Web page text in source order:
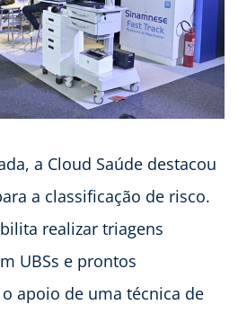
a Cloud Saúde destacou
a classificação de risco.
realizar triagens
UBSs e prontos
apoio de uma técnica de